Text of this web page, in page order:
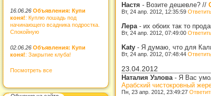
16.06.26 Объявления: Купи
коня!: Куплю лошадь под
начинающего всадника подростка.
Спокойную
02.06.26 Объявления: Купи
коня!: Закрытие клуба!
Посмотреть все
Настя - Возите дешевле? //
Вт, 24 апр. 2012, 12:35:59
Лера - их обоих так то
Вт, 24 апр. 2012, 07:49:00
Katy - Я думаю, что для
Вт, 24 апр. 2012, 07:48:44
23.04.2012
Наталия Узлова - Я Вас
Арабский чистокровный
Пн, 23 апр. 2012, 23:49:27